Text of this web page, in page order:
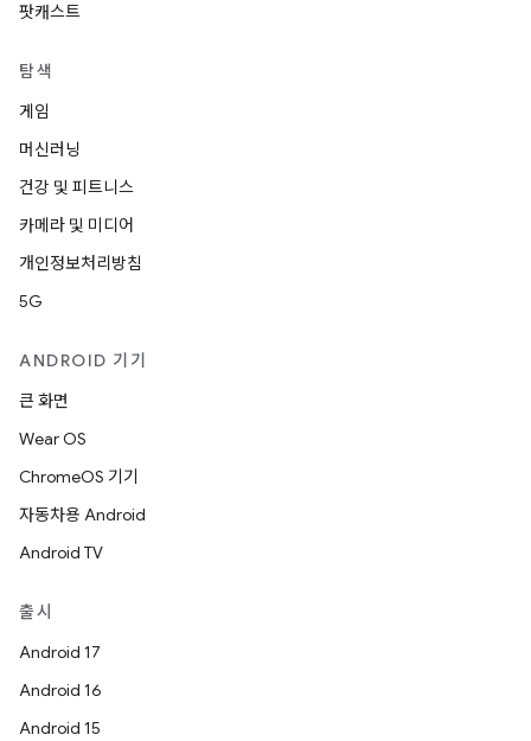
팟캐스트
탐색
게임
머신러닝
건강 및 피트니스
카메라 및 미디어
개인정보처리방침
5G
ANDROID 기기
큰 화면
Wear OS
ChromeOS 기기
자동차용 Android
Android TV
출시
Android 17
Android 16
Android 15